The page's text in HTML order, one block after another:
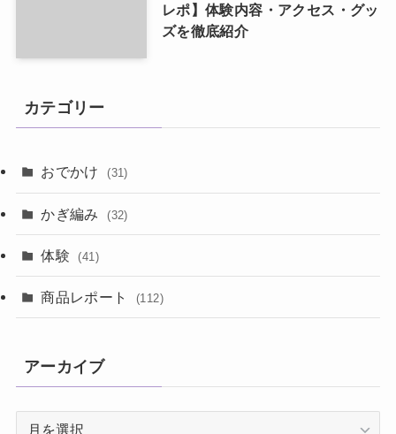
レポ】体験内容・アクセス・グッ
ズを徹底紹介
カテゴリー
おでかけ (31)
かぎ編み (32)
体験 (41)
商品レポート (112)
アーカイブ